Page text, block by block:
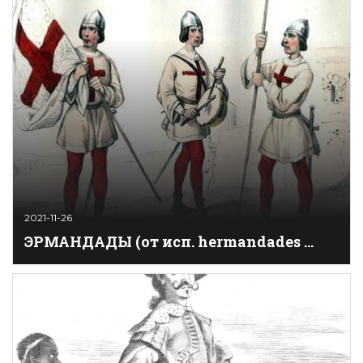
появилось в связи с кризисом университетской
философии и необходимостью реформ в ...
2021-11-26
ЭРМАНДAДЫ (от исп. hermandades ...
Объединения или союзы, характерные для
испанского Средневековья, которые создавались
как отдельными лицами и социальными группами
(горожане, феодалы или духовенство), так и целыми
городами для реализации общих целей и задач.
Эрмандады образовывались из экономических,
политических и профессиональных соображений,